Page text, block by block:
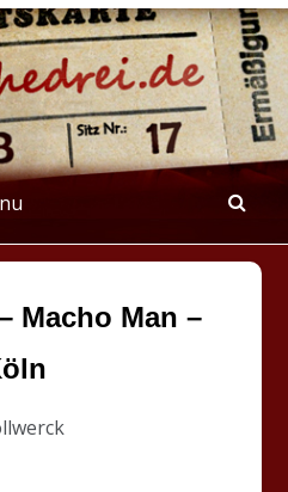
Kleinkunst
Macho Man –